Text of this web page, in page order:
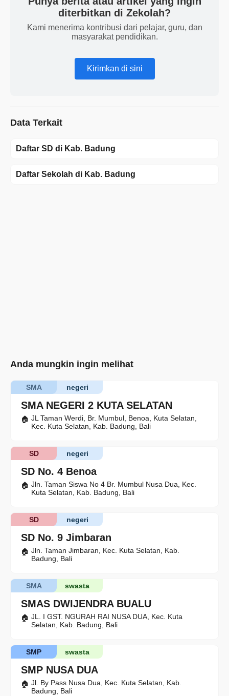
diterbitkan di Zekolah?
Kami menerima kontribusi dari pelajar, guru, dan
masyarakat pendidikan.
Kirimkan di sini
Data Terkait
Daftar SD di Kab. Badung
Daftar Sekolah di Kab. Badung
Anda mungkin ingin melihat
SMA NEGERI 2 KUTA SELATAN
negeri
SMA
JL Taman Werdi, Br. Mumbul, Benoa, Kuta Selatan,
Kec. Kuta Selatan, Kab. Badung, Bali
SD No. 4 Benoa
negeri
SD
Jln. Taman Siswa No 4 Br. Mumbul Nusa Dua, Kec.
Kuta Selatan, Kab. Badung, Bali
SD No. 9 Jimbaran
negeri
SD
Jln. Taman Jimbaran, Kec. Kuta Selatan, Kab.
Badung, Bali
SMAS DWIJENDRA BUALU
swasta
SMA
JL. I GST. NGURAH RAI NUSA DUA, Kec. Kuta
Selatan, Kab. Badung, Bali
SMP NUSA DUA
swasta
SMP
Jl. By Pass Nusa Dua, Kec. Kuta Selatan, Kab.
Badung, Bali